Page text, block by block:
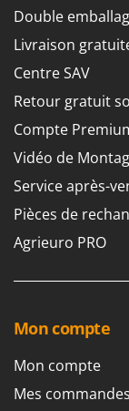
Double
Livraison
Centre SAV
Retour gratuit
Compte
Vidéo de
Service après-
Pièces de
Agrieuro PRO
Mon compte
Mon compte
Mes commandes